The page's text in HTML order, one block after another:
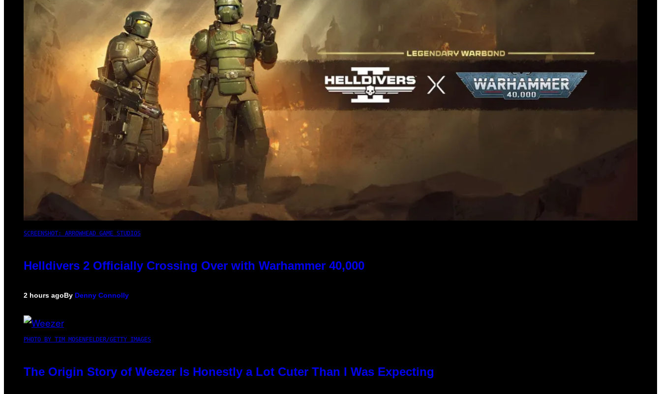
SCREENSHOT: ARROWHEAD GAME STUDIOS
Helldivers 2 Officially Crossing Over with Warhammer 40,000
2 hours agoBy Denny Connolly
PHOTO BY TIM MOSENFELDER/GETTY IMAGES
The Origin Story of Weezer Is Honestly a Lot Cuter Than I Was Expecting